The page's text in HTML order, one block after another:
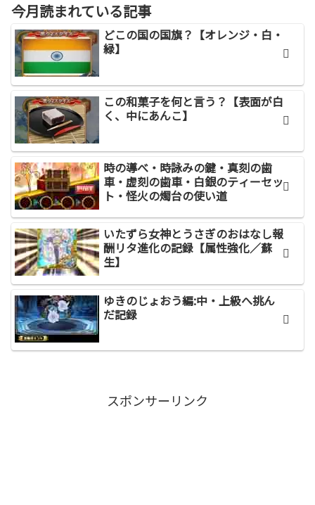
今月読まれている記事
どこの国の国旗？【オレンジ・白・
緑】
この和菓子を何と言う？【表面が白
く、中にあんこ】
時の導べ・時詠みの鍵・真刻の歯
車・虚刻の歯車・白銀のティーセッ
ト・怪火の燭台の使い道
いたずら女神とうさぎのおはなし報
酬リタ進化の記録【属性強化／蘇
生】
ゆきのじょおう編:中・上級へ挑ん
だ記録
スポンサーリンク